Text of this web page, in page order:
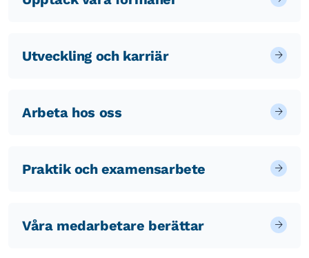
Utveckling och karriär
Arbeta hos oss
Praktik och examensarbete
Våra medarbetare berättar